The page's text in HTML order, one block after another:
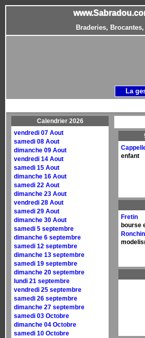
Braderies,
Calendrier 2026
vendredi 07 Aout
samedi 08 Aout
dimanche 09 Aout
vendredi 14 Aout
samedi 15 Aout
dimanche 16 Aout
samedi 22 Aout
dimanche 23 Aout
vendredi 28 Aout
samedi 29 Aout
dimanche 30 Aout
samedi 5 septembre
dimanche 6 septembre
samedi 12 septembre
dimanche 13 septembre
samedi 19 septembre
dimanche 20 septembre
lundi 21 septembre
vendredi 25 septembre
samedi 26 septembre
dimanche 27 septembre
samedi 03 Octobre
dimanche 04 Octobre
samedi 10 Octobre
enfant
Fretin
bourse
Ronchin
La